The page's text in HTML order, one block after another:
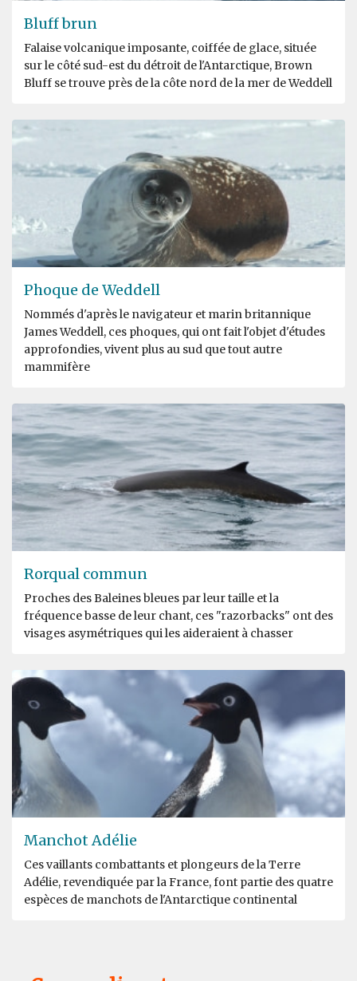
Bluff brun
Falaise volcanique imposante, coiffée de glace, située
sur le côté sud-est du détroit de l'Antarctique, Brown
Bluff se trouve près de la côte nord de la mer de Weddell
Phoque de Weddell
Nommés d'après le navigateur et marin britannique
James Weddell, ces phoques, qui ont fait l'objet d'études
approfondies, vivent plus au sud que tout autre
mammifère
Rorqual commun
Proches des Baleines bleues par leur taille et la
fréquence basse de leur chant, ces "razorbacks" ont des
visages asymétriques qui les aideraient à chasser
Manchot Adélie
Ces vaillants combattants et plongeurs de la Terre
Adélie, revendiquée par la France, font partie des quatre
espèces de manchots de l'Antarctique continental